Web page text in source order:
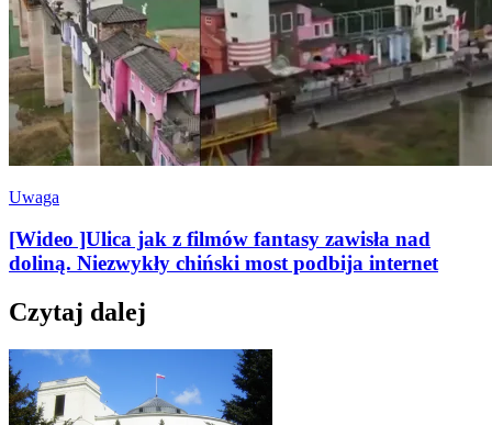
Uwaga
[Wideo ]Ulica jak z filmów fantasy zawisła nad
doliną. Niezwykły chiński most podbija internet
Czytaj dalej